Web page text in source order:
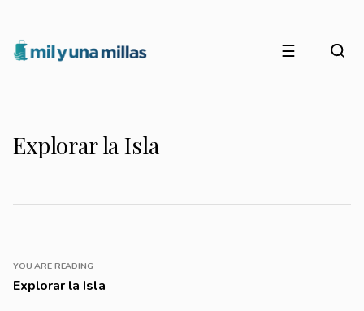
☰
Explorar la Isla
YOU ARE READING
Explorar la Isla